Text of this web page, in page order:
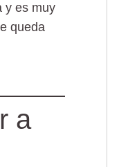
y es muy
queda
a